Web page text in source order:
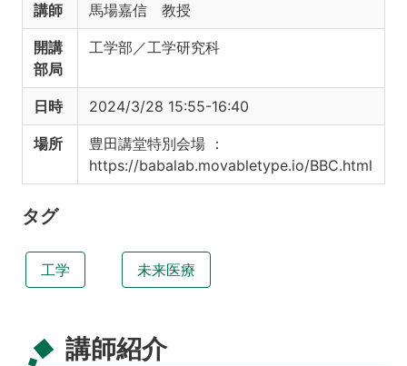
講師 馬場嘉信 教授
開講
部局
工学部／工学研究科
日時 2024/3/28 15:55-16:40
場所
豊田講堂特別会場 ：
https://babalab.movabletype.io/BBC.html
タグ
工学 未来医療
講師紹介